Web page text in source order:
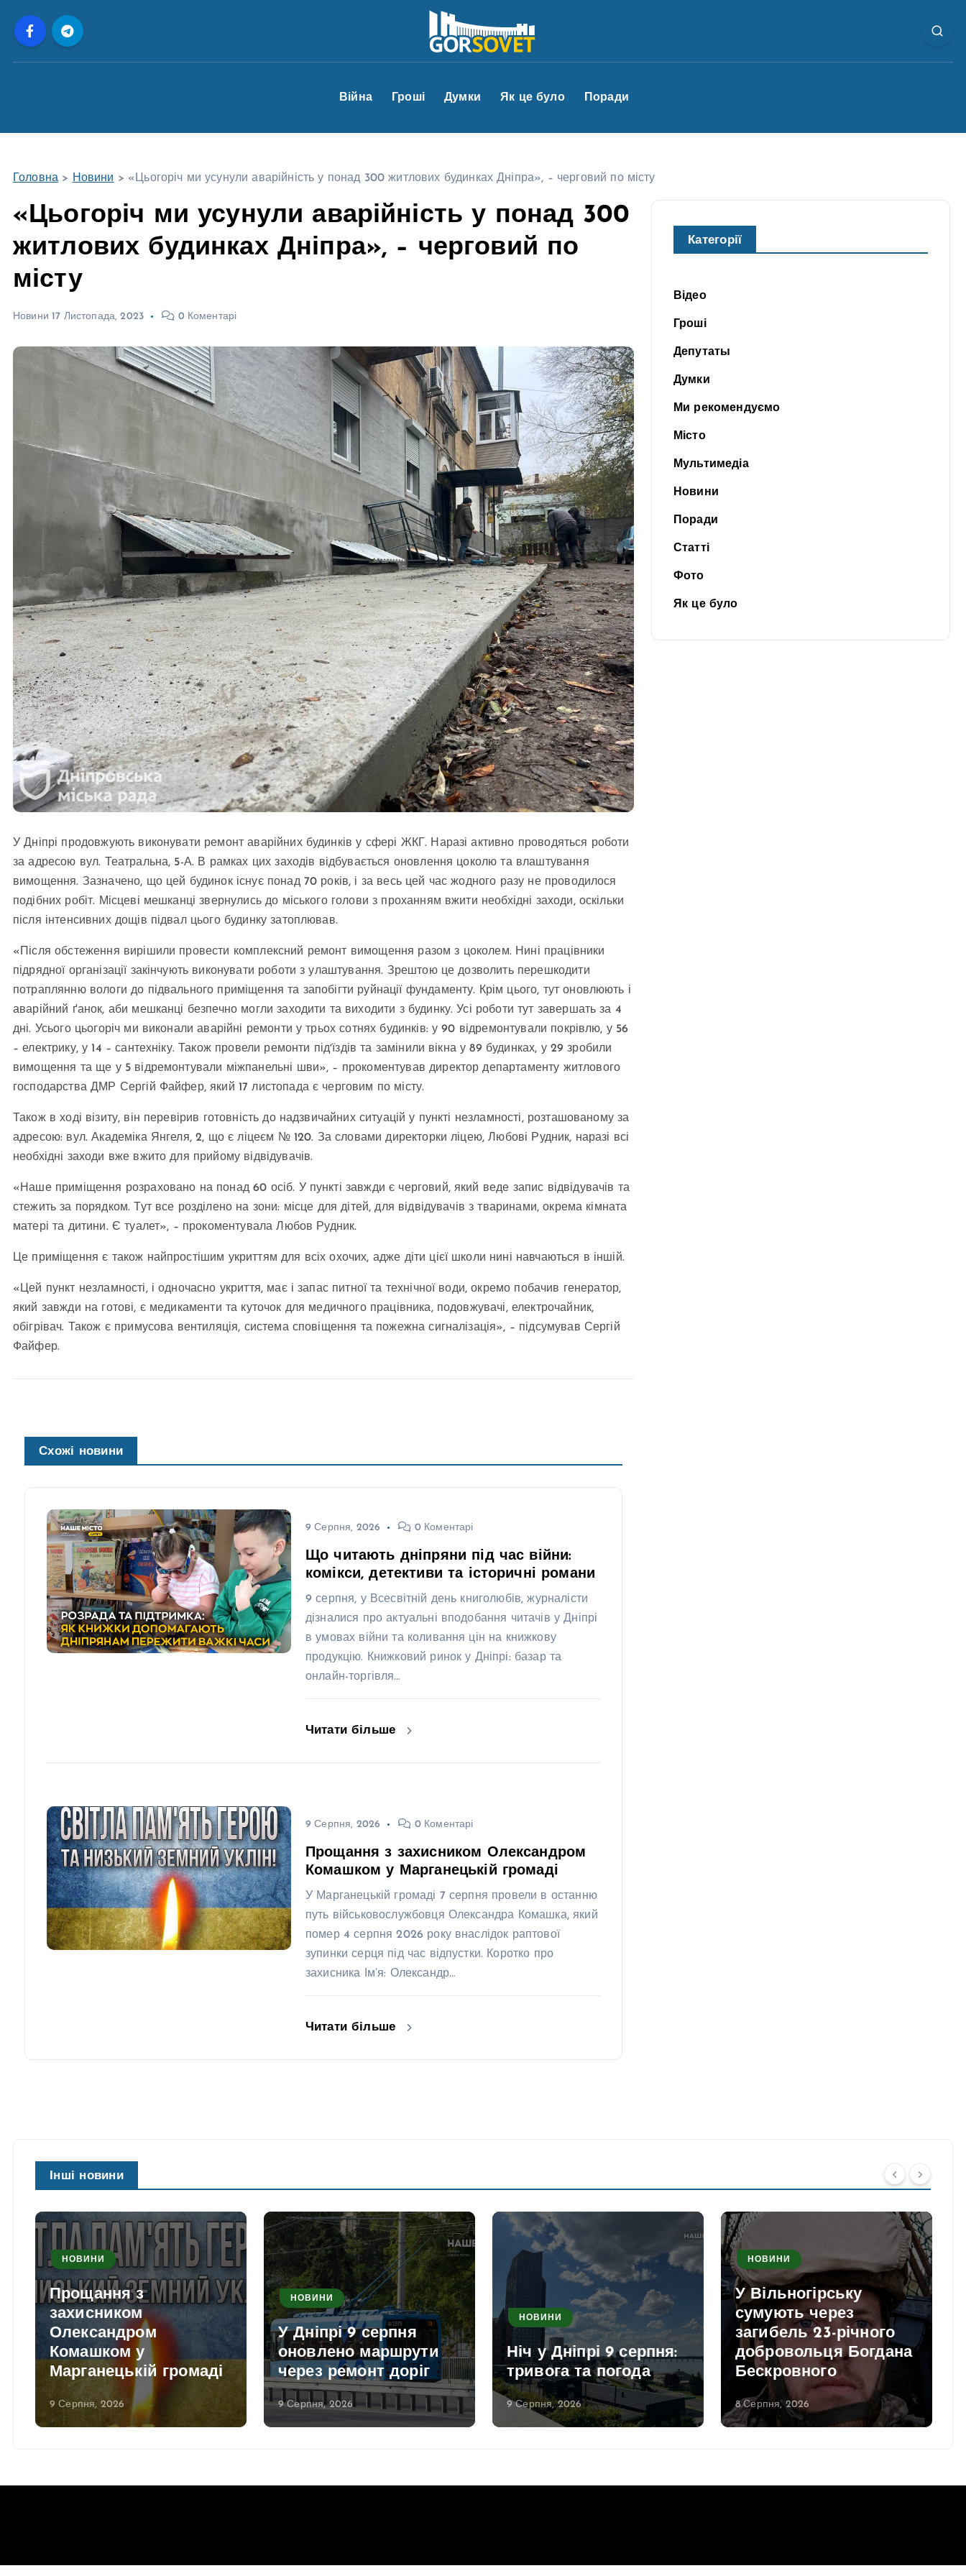
Війна Гроші Думки Як це було Поради
Головна > Новини > «Цьогоріч ми усунули аварійність у понад 300 житлових будинках Дніпра», – черговий по місту
«Цьогоріч ми усунули аварійність у понад 300
житлових будинках Дніпра», – черговий по
місту
Новини 17 Листопада, 2023 0 Коментарі
У Дніпрі продовжують виконувати ремонт аварійних будинків у сфері ЖКГ. Наразі активно проводяться роботи
за адресою вул. Театральна, 5-А. В рамках цих заходів відбувається оновлення цоколю та влаштування
вимощення. Зазначено, що цей будинок існує понад 70 років, і за весь цей час жодного разу не проводилося
подібних робіт. Місцеві мешканці звернулись до міського голови з проханням вжити необхідні заходи, оскільки
після інтенсивних дощів підвал цього будинку затоплював.
«Після обстеження вирішили провести комплексний ремонт вимощення разом з цоколем. Нині працівники
підрядної організації закінчують виконувати роботи з улаштування. Зрештою це дозволить перешкодити
потраплянню вологи до підвального приміщення та запобігти руйнації фундаменту. Крім цього, тут оновлюють і
аварійний ґанок, аби мешканці безпечно могли заходити та виходити з будинку. Усі роботи тут завершать за 4
дні. Усього цьогоріч ми виконали аварійні ремонти у трьох сотнях будинків: у 90 відремонтували покрівлю, у 56
– електрику, у 14 – сантехніку. Також провели ремонти підʼїздів та замінили вікна у 89 будинках, у 29 зробили
вимощення та ще у 5 відремонтували міжпанельні шви», – прокоментував директор департаменту житлового
господарства ДМР Сергій Файфер, який 17 листопада є черговим по місту.
Також в ході візиту, він перевірив готовність до надзвичайних ситуацій у пункті незламності, розташованому за
адресою: вул. Академіка Янгеля, 2, що є ліцеєм № 120. За словами директорки ліцею, Любові Рудник, наразі всі
необхідні заходи вже вжито для прийому відвідувачів.
«Наше приміщення розраховано на понад 60 осіб. У пункті завжди є черговий, який веде запис відвідувачів та
стежить за порядком. Тут все розділено на зони: місце для дітей, для відвідувачів з тваринами, окрема кімната
матері та дитини. Є туалет», – прокоментувала Любов Рудник.
Це приміщення є також найпростішим укриттям для всіх охочих, адже діти цієї школи нині навчаються в іншій.
«Цей пункт незламності, і одночасно укриття, має і запас питної та технічної води, окремо побачив генератор,
який завжди на готові, є медикаменти та куточок для медичного працівника, подовжувачі, електрочайник,
обігрівач. Також є примусова вентиляція, система сповіщення та пожежна сигналізація», – підсумував Сергій
Файфер.
Схожі новини
9 Серпня, 2026 0 Коментарі
Що читають дніпряни під час війни:
комікси, детективи та історичні романи
9 серпня, у Всесвітній день книголюбів, журналісти
дізналися про актуальні вподобання читачів у Дніпрі
в умовах війни та коливання цін на книжкову
продукцію. Книжковий ринок у Дніпрі: базар та
онлайн-торгівля…
Читати більше
9 Серпня, 2026 0 Коментарі
Прощання з захисником Олександром
Комашком у Марганецькій громаді
У Марганецькій громаді 7 серпня провели в останню
путь військовослужбовця Олександра Комашка, який
помер 4 серпня 2026 року внаслідок раптової
зупинки серця під час відпустки. Коротко про
захисника Ім’я: Олександр…
Читати більше
Категорії
Відео
Гроші
Депутаты
Думки
Ми рекомендуємо
Місто
Мультимедіа
Новини
Поради
Статті
Фото
Як це було
Інші новини
НОВИНИ
Прощання з
захисником
Олександром
Комашком у
Марганецькій громаді
9 Серпня, 2026
НОВИНИ
У Дніпрі 9 серпня
оновлено маршрути
через ремонт доріг
9 Серпня, 2026
НОВИНИ
Ніч у Дніпрі 9 серпня:
тривога та погода
9 Серпня, 2026
НОВИНИ
У Вільногірську
сумують через
загибель 23-річного
добровольця Богдана
Бескровного
8 Серпня, 2026